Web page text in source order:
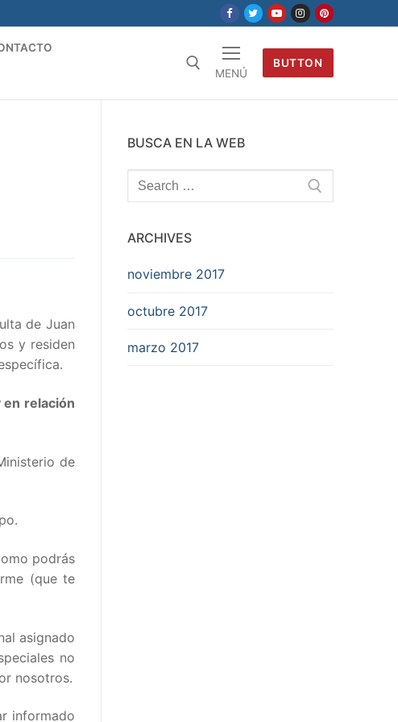
MENÚ
BUTTON
de Juan
y residen
relación
de
podrás
(que te
asignado
no
nosotros.
informado
BUSCA EN LA WEB
Search
for:
ARCHIVES
noviembre 2017
octubre 2017
marzo 2017